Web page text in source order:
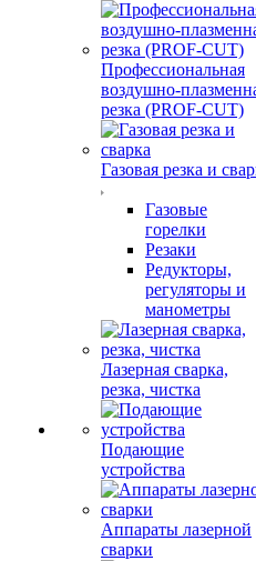
Профессиональная
воздушно-
резка (PROF-CUT)
Газовая резка и
Газовые
горелки
Резаки
Редукторы,
регуляторы и
манометры
Лазерная сварка,
резка, чистка
Подающие
устройства
Аппараты лазерной
сварки